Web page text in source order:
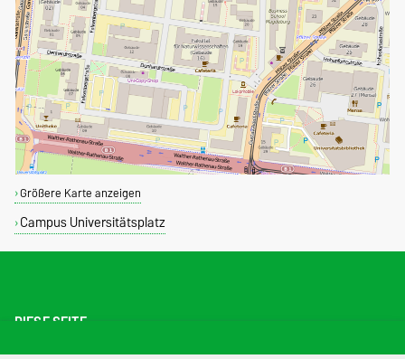
Größere Karte anzeigen
Campus Universitätsplatz
DIESE SEITE